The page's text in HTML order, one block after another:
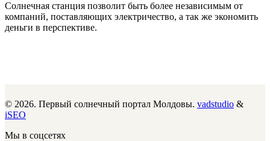
Солнечная станция позволит быть более независимым от
компаний, поставляющих электричество, а так же экономить
деньги в перспективе.
© 2026. Первый солнечный портал Молдовы. vadstudio &
iSEO
Мы в соцсетях